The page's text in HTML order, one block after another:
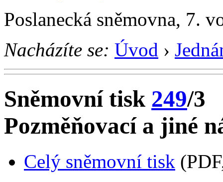
Poslanecká sněmovna, 7.
Nacházíte se: Úvod ›
Sněmovní tisk 249/3
Pozměňovací a jiné
Celý sněmovní tisk